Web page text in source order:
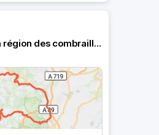
Gouttières et la région des combrailles